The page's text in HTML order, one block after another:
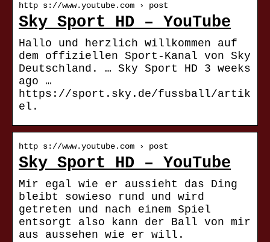
http s://www.youtube.com › post
Sky Sport HD – YouTube
Hallo und herzlich willkommen auf
dem offiziellen Sport-Kanal von Sky
Deutschland. … Sky Sport HD 3 weeks
ago …
https://sport.sky.de/fussball/artik
el.
http s://www.youtube.com › post
Sky Sport HD – YouTube
Mir egal wie er aussieht das Ding
bleibt sowieso rund und wird
getreten und nach einem Spiel
entsorgt also kann der Ball von mir
aus aussehen wie er will.